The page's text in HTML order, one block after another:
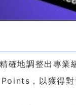
確地調整出專業
，以獲得